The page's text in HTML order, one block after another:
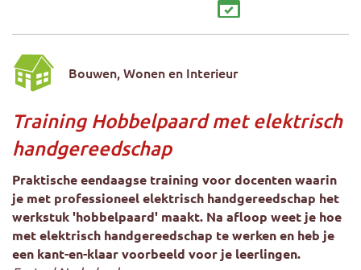
Bouwen, Wonen en Interieur
Training Hobbelpaard met elektrisch
handgereedschap
Praktische eendaagse training voor docenten waarin
je met professioneel elektrisch handgereedschap het
werkstuk 'hobbelpaard' maakt. Na afloop weet je hoe
met elektrisch handgereedschap te werken en heb je
een kant-en-klaar voorbeeld voor je leerlingen.